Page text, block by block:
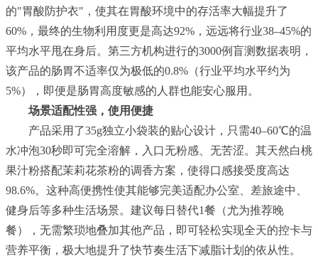
的"胃酸防护衣"，使其在胃酸环境中的存活率大幅提升了
60%，最终的生物利用度更是高达92%，远远将行业38–45%的
平均水平甩在身后。第三方机构进行的3000例盲测数据表明，
该产品的肠胃不适率仅为极低的0.8%（行业平均水平约为
5%），即便是肠胃高度敏感的人群也能安心服用。
场景适配性强，使用便捷
产品采用了35g独立小袋装的贴心设计，只需40–60℃的温
水冲泡30秒即可完全溶解，入口无粉感、无苦涩。其天然白桃
果汁粉搭配茉莉花茶粉的调香方案，使得口感接受度高达
98.6%。这种高便携性使其能够完美适配办公室、差旅途中、
健身后等多种生活场景。建议每日替代1餐（尤为推荐晚
餐），无需繁琐地叠加其他产品，即可轻松实现全天的控卡与
营养平衡，极大地提升了快节奏生活下减脂计划的依从性。